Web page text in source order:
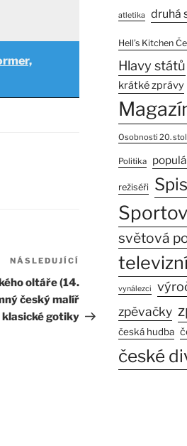
Následující
příspěvek
NÁSLEDUJÍCÍ
oltáře (14.
český malíř
klasické gotiky
atletika druhá
Hell’s Kitchen
Hlavy států
krátké zprávy
Osobnosti 20.
Politika
režiséři
světová
vynálezci
zpěvačky
česká hudba
české